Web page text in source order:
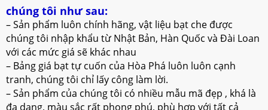
chúng tôi như sau:
– Sản phẩm luôn chính hãng, vật liệu bạt che được
chúng tôi nhập khẩu từ Nhật Bản, Hàn Quốc và Đài Loan
với các mức giá sẽ khác nhau
– Bảng giá bạt tự cuốn của Hòa Phá luôn luôn cạnh
tranh, chúng tôi chỉ lấy công làm lời.
– Sản phẩm của chúng tôi có nhiều mẫu mã đẹp , khá là
đa dạng, màu sắc rất phong phú, phù hợp với tất cả